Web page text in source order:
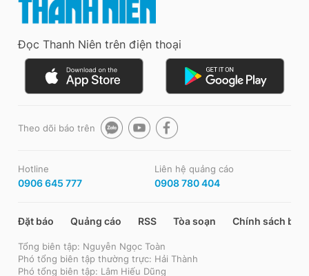
Đọc Thanh Niên trên điện thoại
Theo dõi báo trên
Hotline
0906 645 777
Liên hệ quảng cáo
0908 780 404
Đặt báo Quảng cáo RSS Tòa soạn Chính sách bảo
Tổng biên tập: Nguyễn Ngọc Toàn
Phó tổng biên tập thường trực: Hải Thành
Phó tổng biên tập: Lâm Hiếu Dũng